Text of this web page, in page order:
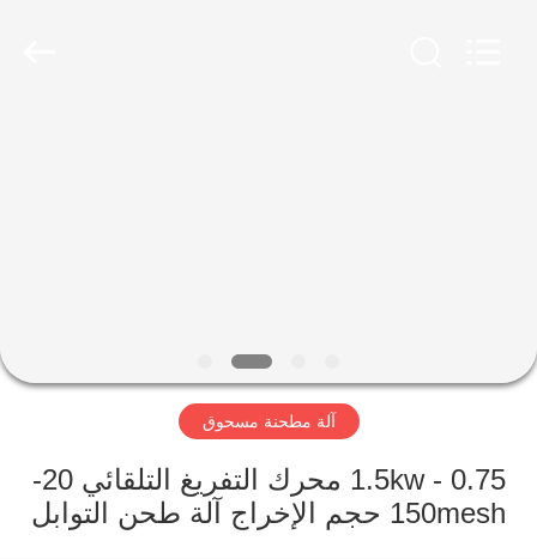
فيديو
عنا
آلة مطحنة مسحوق
0.75 - 1.5kw محرك التفريغ التلقائي 20-
150mesh حجم الإخراج آلة طحن التوابل